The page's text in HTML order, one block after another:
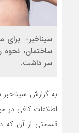
سیناخبر- برای
ساختمان،
سر داشت.
به گزارش
اطلاعات کافی
قسمتی از آن که